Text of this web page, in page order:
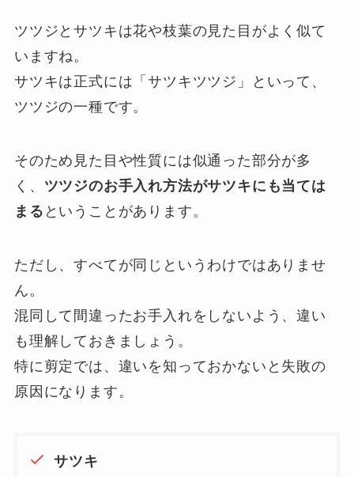
ツツジとサツキは花や枝葉の見た目がよく似て
いますね。
サツキは正式には「サツキツツジ」といって、
ツツジの一種です。
そのため見た目や性質には似通った部分が多
く、 ツツジのお手入れ方法がサツキにも当ては
まる ということがあります。
ただし、すべてが同じというわけではありませ
ん。
混同して間違ったお手入れをしないよう、違い
も理解しておきましょう。
特に剪定では、違いを知っておかないと失敗の
原因になります。
サツキ